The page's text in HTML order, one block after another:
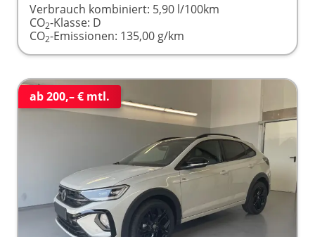
Verbrauch kombiniert: 5,90 l/100km
CO2-Klasse: D
CO2-Emissionen: 135,00 g/km
ab 200,– € mtl.